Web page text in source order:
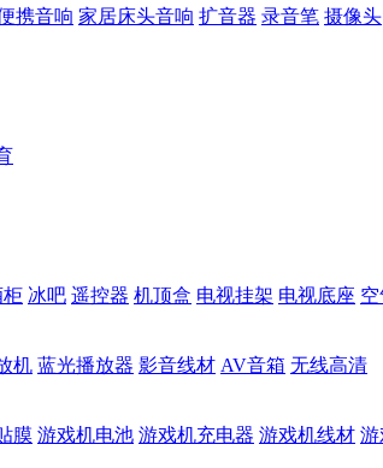
携音响 家居床头音响 扩音器 录音笔 摄像头
柜 冰吧 遥控器 机顶盒 电视挂架 电视底座
机 蓝光播放器 影音线材 AV音箱 无线高清
膜 游戏机电池 游戏机充电器 游戏机线材 游